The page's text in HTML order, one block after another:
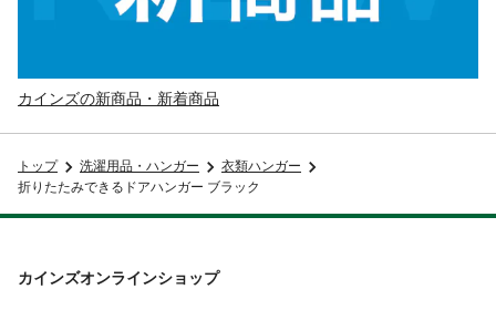
カインズの新商品・新着商品
トップ 洗濯用品・ハンガー
衣類ハンガー
折りたたみできるドアハンガー ブラック
カインズオンラインショップ